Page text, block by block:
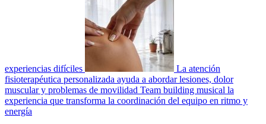
experiencias difíciles
La atención
fisioterapéutica personalizada ayuda a abordar lesiones, dolor
muscular y problemas de movilidad Team building musical la
experiencia que transforma la coordinación del equipo en ritmo y
energía